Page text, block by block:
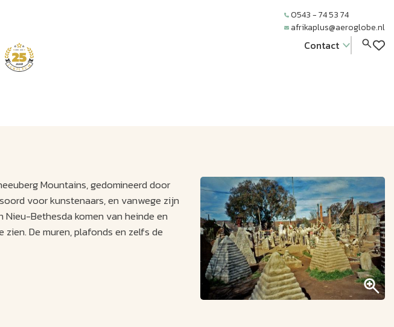
JUBIL EUM
0543 - 74 53 74
afrikaplus@aeroglobe.nl
Contact
Mountains, gedomineerd door
voor kunstenaars, en vanwege zijn
Nieu-Bethesda komen van heinde en
De muren, plafonds en zelfs de